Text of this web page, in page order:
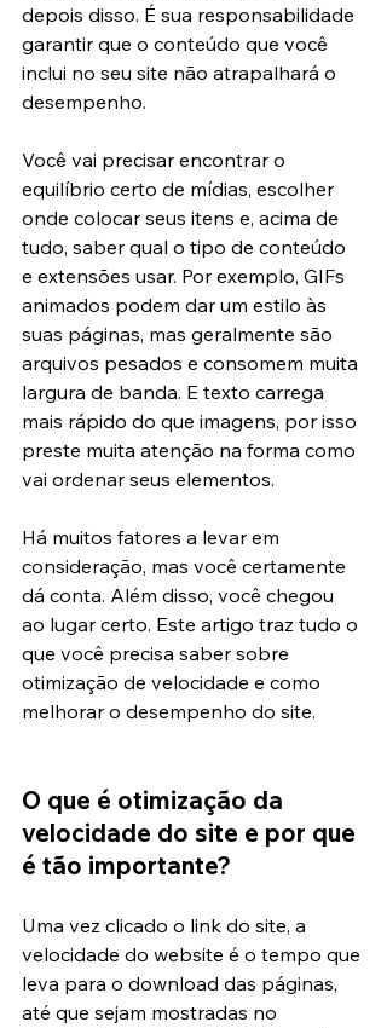
depois disso. É sua responsabilidade
garantir que o conteúdo que você
inclui no seu site não atrapalhará o
desempenho.
Você vai precisar encontrar o
equilíbrio certo de mídias, escolher
onde colocar seus itens e, acima de
tudo, saber qual o tipo de conteúdo
e extensões usar. Por exemplo, GIFs
animados podem dar um estilo às
suas páginas, mas geralmente são
arquivos pesados e consomem muita
largura de banda. E texto carrega
mais rápido do que imagens, por isso
preste muita atenção na forma como
vai ordenar seus elementos.
Há muitos fatores a levar em
consideração, mas você certamente
dá conta. Além disso, você chegou
ao lugar certo. Este artigo traz tudo o
que você precisa saber sobre
otimização de velocidade e como
melhorar o desempenho do site.
O que é otimização da
velocidade do site e por que
é tão importante?
Uma vez clicado o link do site, a
velocidade do website é o tempo que
leva para o download das páginas,
até que sejam mostradas no